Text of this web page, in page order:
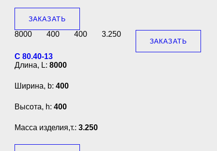
ЗАКАЗАТЬ
8000 400 400 3.250
ЗАКАЗАТЬ
С 80.40-13
Длина, L: 8000
Ширина, b: 400
Высота, h: 400
Масса изделия,т.: 3.250